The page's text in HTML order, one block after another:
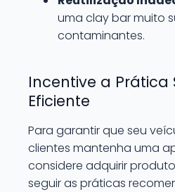
uma clay bar muito
contaminantes.
Incentive a Prática
Eficiente
Para garantir que seu
clientes mantenha uma
considere adquirir
seguir as práticas